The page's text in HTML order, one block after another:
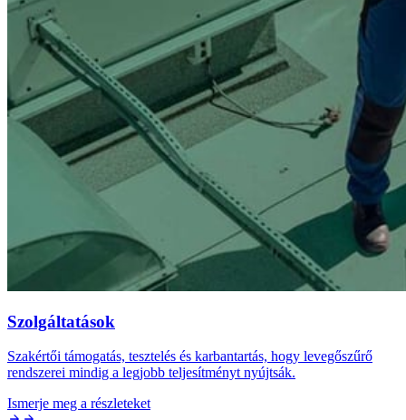
Szolgáltatások
Szakértői támogatás, tesztelés és karbantartás, hogy levegőszűrő
rendszerei mindig a legjobb teljesítményt nyújtsák.
Ismerje meg a részleteket